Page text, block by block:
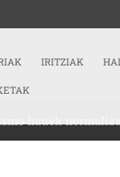
IRITZIAK
hauek